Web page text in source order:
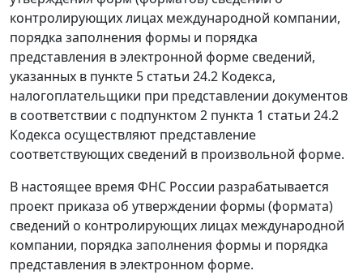
контролирующих лицах международной компании,
порядка заполнения формы и порядка
представления в электронной форме сведений,
указанных в пункте 5 статьи 24.2 Кодекса,
налогоплательщики при представлении документов
в соответствии с подпунктом 2 пункта 1 статьи 24.2
Кодекса осуществляют представление
соответствующих сведений в произвольной форме.
В настоящее время ФНС России разрабатывается
проект приказа об утверждении формы (формата)
сведений о контролирующих лицах международной
компании, порядка заполнения формы и порядка
представления в электронном форме.